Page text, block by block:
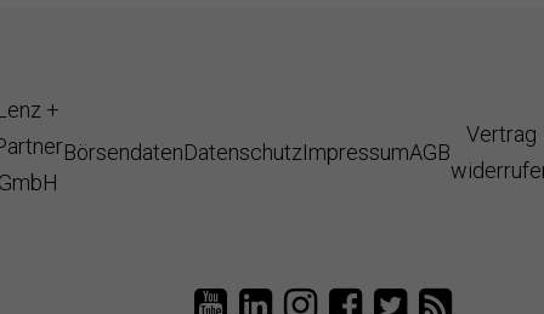
+
BörsendatenDatenschutzImpressumAGB
Vertrag
L
T
L
L